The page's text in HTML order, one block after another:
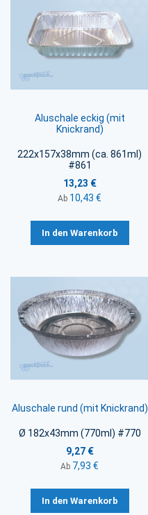
Aluschale eckig (mit
Knickrand)
222x157x38mm (ca. 861ml)
#861
13,23 €
Ab 10,43 €
In den Warenkorb
Aluschale rund (mit Knickrand)
Ø 182x43mm (770ml) #770
9,27 €
Ab 7,93 €
In den Warenkorb